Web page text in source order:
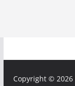
Copyright © 2026